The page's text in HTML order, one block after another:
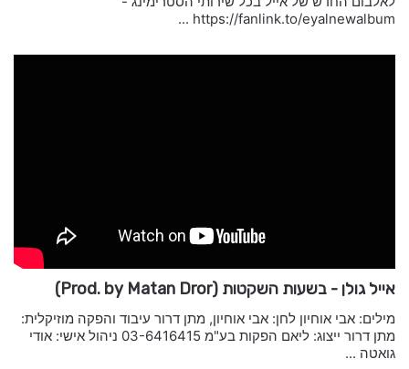
https://fanlink.to/eyalnewalbum ...
אייל גולן - בשעות השקטות (Prod. by Matan Dror)
מילים: אבי אוחיון לחן: אבי אוחיון, מתן דרור עיבוד והפקה מוזיקלית:
מתן דרור ייצוג: ליאם הפקות בע"מ 03-6416415 ניהול אישי: אודי
גואטה ...